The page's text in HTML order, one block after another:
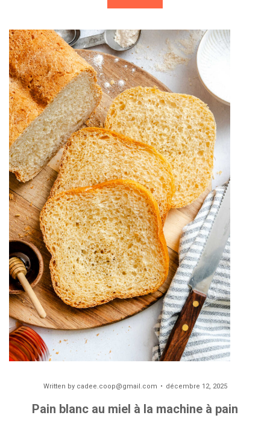
Written by cadee.coop@gmail.com décembre 12, 2025
Pain blanc au miel à la machine à pain